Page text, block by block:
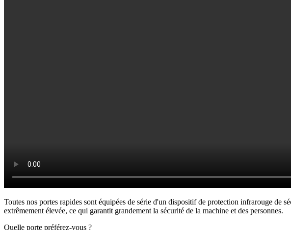
Toutes nos portes rapides sont équipées de série d'un dispositif de protection infrarouge de
extrêmement élevée, ce qui garantit grandement la sécurité de la machine et des personnes.
Quelle porte préférez-vous ?